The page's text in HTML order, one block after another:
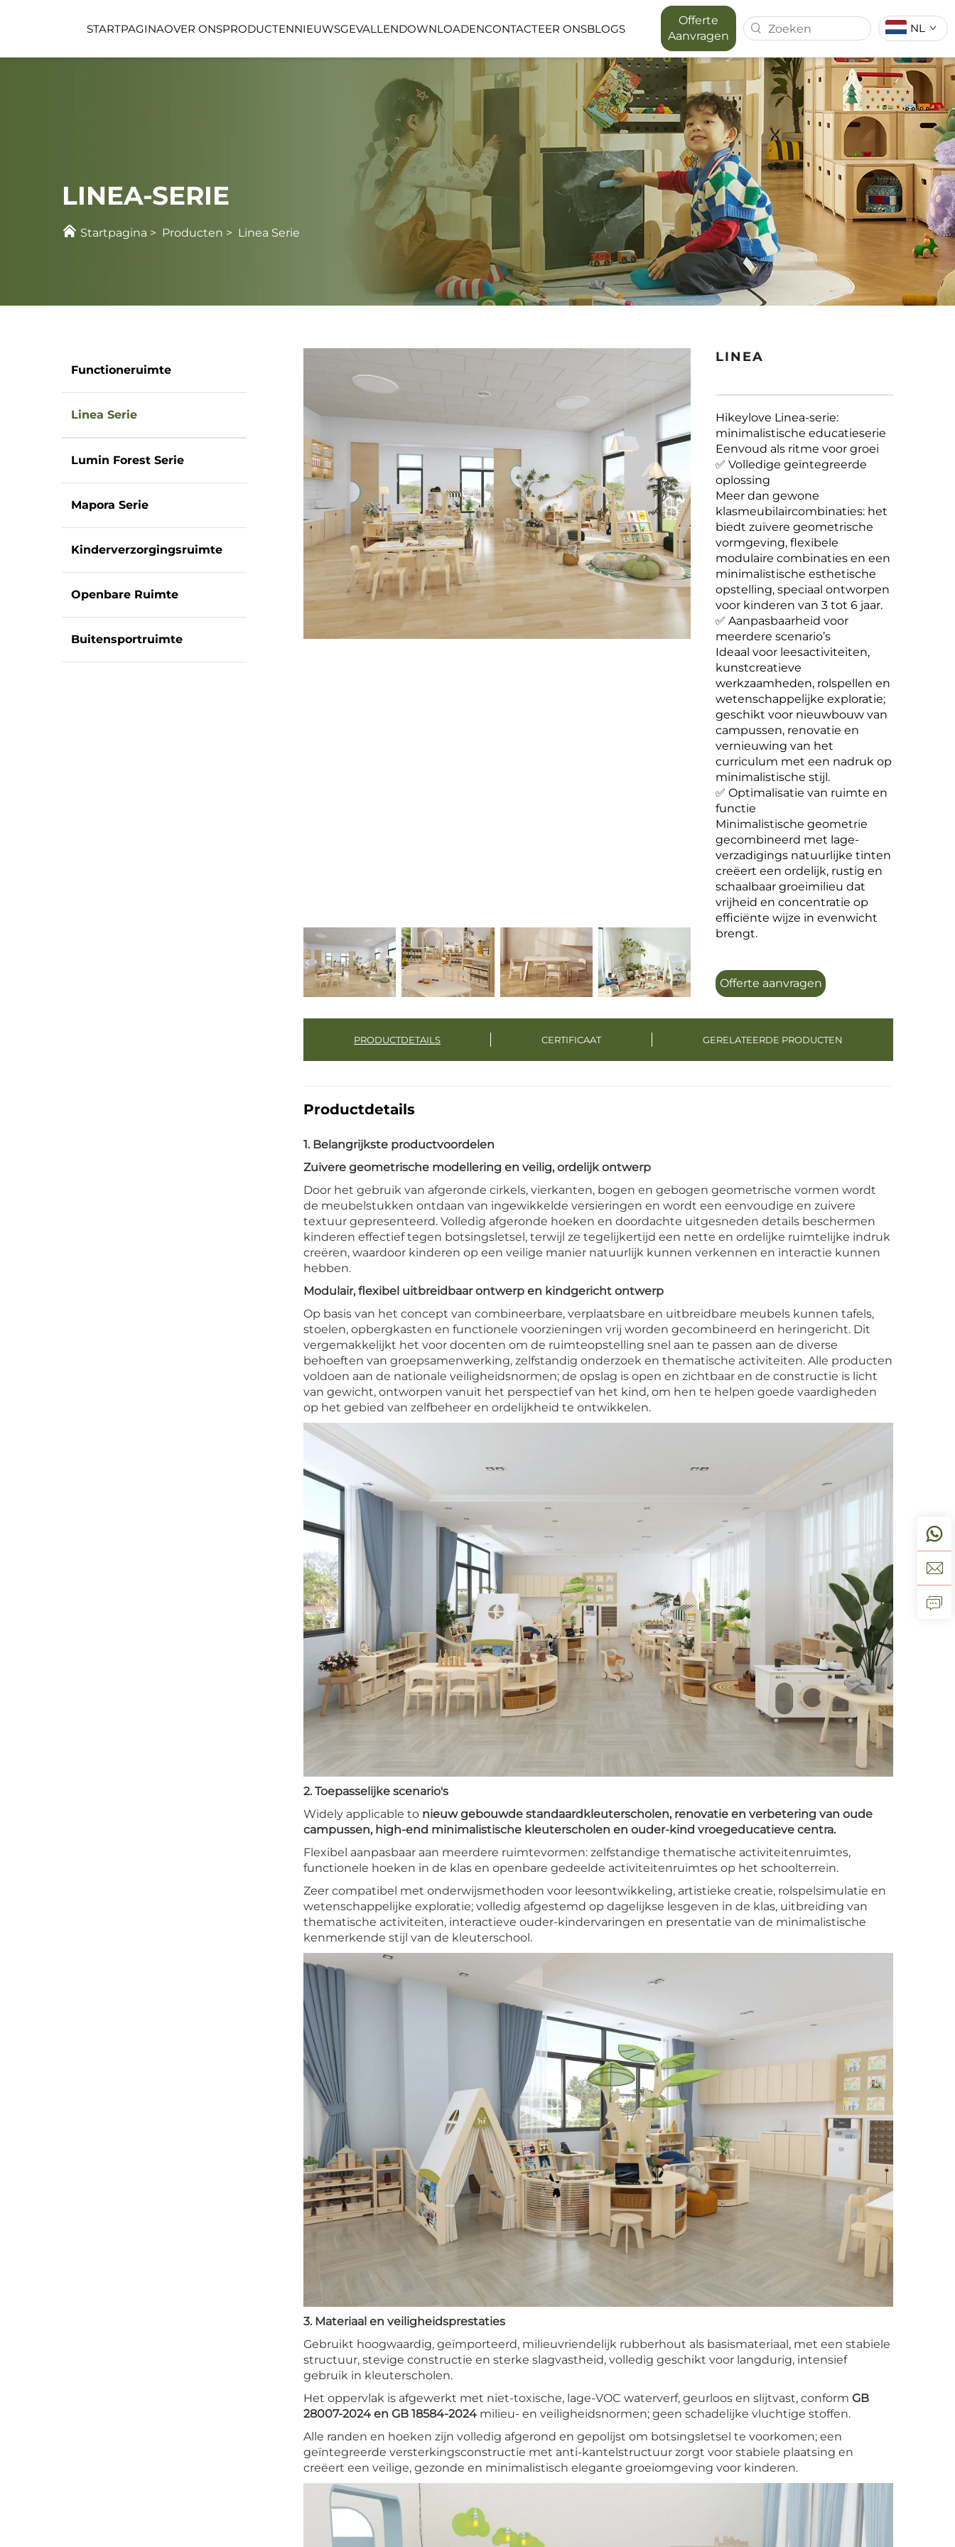
STARTPAGINAOVER ONSPRODUCTEN
LINEA SERIE LUMIN FOREST SERIE MAPORA SERIE
KINDERVERZORGINGSRUIMTE OPENBARE RUIMTE BUITENSPORTRUIMTE
NIEUWSGEVALLENDOWNLOADENCONTACTEER ONSBLOGS
Offerte
Aanvragen
NL
LINEA-SERIE
Startpagina > Producten > Linea Serie
Functioneruimte
Linea Serie
Lumin Forest Serie
Mapora Serie
Kinderverzorgingsruimte
Openbare Ruimte
Buitensportruimte
LINEA
Hikeylove Linea-serie:
minimalistische educatieserie
Eenvoud als ritme voor groei
✅ Volledige geïntegreerde
oplossing
Meer dan gewone
klasmeubilaircombinaties: het
biedt zuivere geometrische
vormgeving, flexibele
modulaire combinaties en een
minimalistische esthetische
opstelling, speciaal ontworpen
voor kinderen van 3 tot 6 jaar.
✅ Aanpasbaarheid voor
meerdere scenario’s
Ideaal voor leesactiviteiten,
kunstcreatieve
werkzaamheden, rolspellen en
wetenschappelijke exploratie;
geschikt voor nieuwbouw van
campussen, renovatie en
vernieuwing van het
curriculum met een nadruk op
minimalistische stijl.
✅ Optimalisatie van ruimte en
functie
Minimalistische geometrie
gecombineerd met lage-
verzadigings natuurlijke tinten
creëert een ordelijk, rustig en
schaalbaar groeimilieu dat
vrijheid en concentratie op
efficiënte wijze in evenwicht
brengt.
Offerte aanvragen
PRODUCTDETAILS CERTIFICAAT GERELATEERDE PRODUCTEN
Productdetails
1. Belangrijkste productvoordelen
Zuivere geometrische modellering en veilig, ordelijk ontwerp
Door het gebruik van afgeronde cirkels, vierkanten, bogen en gebogen geometrische vormen wordt
de meubelstukken ontdaan van ingewikkelde versieringen en wordt een eenvoudige en zuivere
textuur gepresenteerd. Volledig afgeronde hoeken en doordachte uitgesneden details beschermen
kinderen effectief tegen botsingsletsel, terwijl ze tegelijkertijd een nette en ordelijke ruimtelijke indruk
creëren, waardoor kinderen op een veilige manier natuurlijk kunnen verkennen en interactie kunnen
hebben.
Modulair, flexibel uitbreidbaar ontwerp en kindgericht ontwerp
Op basis van het concept van combineerbare, verplaatsbare en uitbreidbare meubels kunnen tafels,
stoelen, opbergkasten en functionele voorzieningen vrij worden gecombineerd en heringericht. Dit
vergemakkelijkt het voor docenten om de ruimteopstelling snel aan te passen aan de diverse
behoeften van groepsamenwerking, zelfstandig onderzoek en thematische activiteiten. Alle producten
voldoen aan de nationale veiligheidsnormen; de opslag is open en zichtbaar en de constructie is licht
van gewicht, ontworpen vanuit het perspectief van het kind, om hen te helpen goede vaardigheden
op het gebied van zelfbeheer en ordelijkheid te ontwikkelen.
2. Toepasselijke scenario's
Widely applicable to nieuw gebouwde standaardkleuterscholen, renovatie en verbetering van oude
campussen, high-end minimalistische kleuterscholen en ouder-kind vroegeducatieve centra.
Flexibel aanpasbaar aan meerdere ruimtevormen: zelfstandige thematische activiteitenruimtes,
functionele hoeken in de klas en openbare gedeelde activiteitenruimtes op het schoolterrein.
Zeer compatibel met onderwijsmethoden voor leesontwikkeling, artistieke creatie, rolspelsimulatie en
wetenschappelijke exploratie; volledig afgestemd op dagelijkse lesgeven in de klas, uitbreiding van
thematische activiteiten, interactieve ouder-kindervaringen en presentatie van de minimalistische
kenmerkende stijl van de kleuterschool.
3. Materiaal en veiligheidsprestaties
Gebruikt hoogwaardig, geïmporteerd, milieuvriendelijk rubberhout als basismateriaal, met een stabiele
structuur, stevige constructie en sterke slagvastheid, volledig geschikt voor langdurig, intensief
gebruik in kleuterscholen.
Het oppervlak is afgewerkt met niet-toxische, lage-VOC waterverf, geurloos en slijtvast, conform GB
28007-2024 en GB 18584-2024 milieu- en veiligheidsnormen; geen schadelijke vluchtige stoffen.
Alle randen en hoeken zijn volledig afgerond en gepolijst om botsingsletsel te voorkomen; een
geïntegreerde versterkingsconstructie met anti-kantelstructuur zorgt voor stabiele plaatsing en
creëert een veilige, gezonde en minimalistisch elegante groeiomgeving voor kinderen.